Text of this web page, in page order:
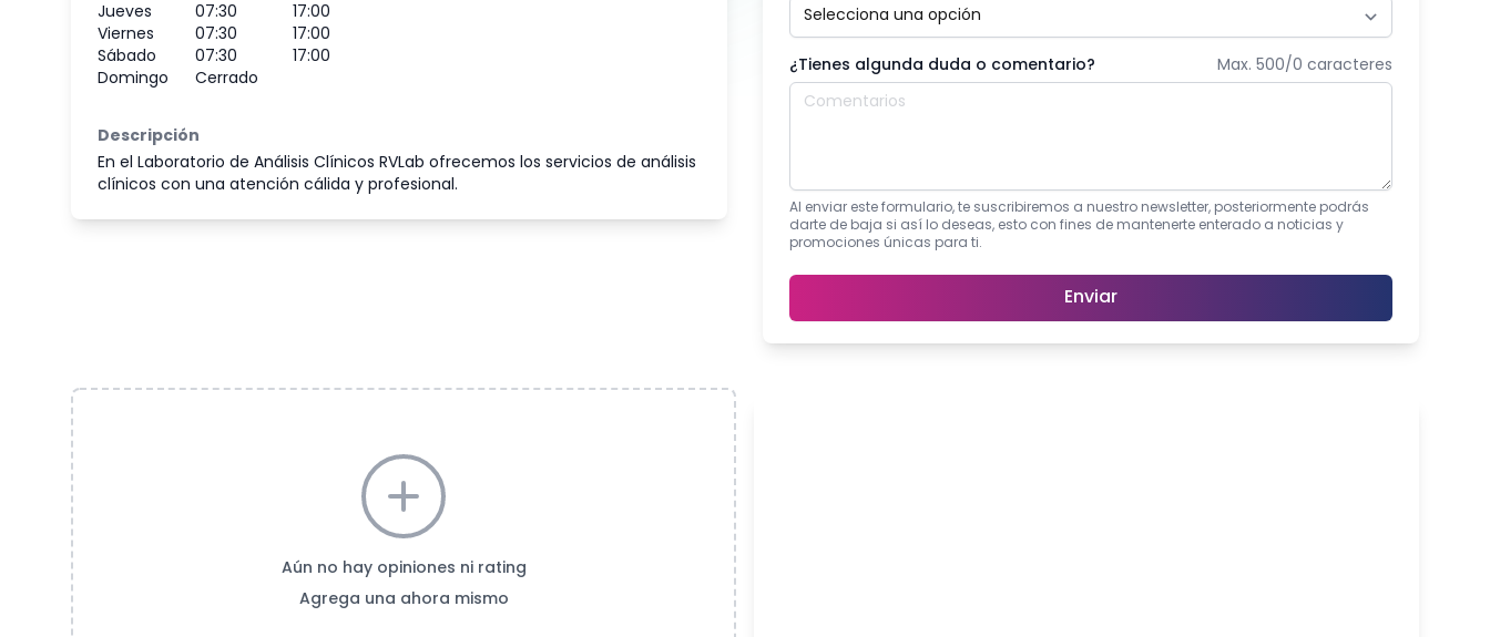
Jueves
07:30
17:00
Viernes
07:30
17:00
Sábado
07:30
17:00
Domingo
Cerrado
Descripción
En el Laboratorio de Análisis Clínicos RVLab ofrecemos los servicios de análisis
clínicos con una atención cálida y profesional.
¿Tienes algunda duda o comentario? Max. 500/0 caracteres
Al enviar este formulario, te suscribiremos a nuestro newsletter, posteriormente podrás
darte de baja si así lo deseas, esto con fines de mantenerte enterado a noticias y
promociones únicas para ti.
Enviar
Aún no hay opiniones ni rating
Agrega una ahora mismo